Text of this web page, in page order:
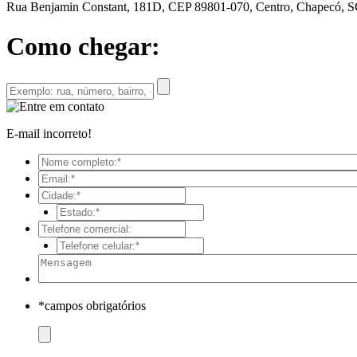
Rua Benjamin Constant, 181D, CEP 89801-070, Centro, Chapecó,
Como chegar:
E-mail incorreto!
*campos obrigatórios